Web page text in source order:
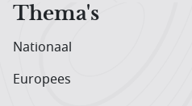
Thema's
Nationaal
Europees